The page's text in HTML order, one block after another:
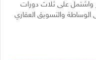
واشتمل على ثلاث دورات
الوساطة والتسويق العقاري